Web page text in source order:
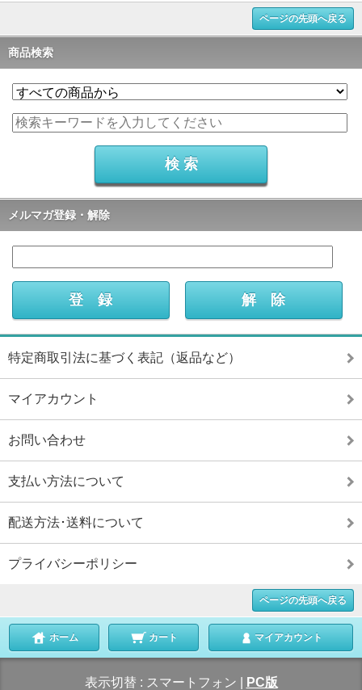
ページの先頭へ戻る
商品検索
メルマガ登録・解除
特定商取引法に基づく表記（返品など）
マイアカウント
お問い合わせ
支払い方法について
配送方法･送料について
プライバシーポリシー
ページの先頭へ戻る
ホーム カート マイアカウント
表示切替 : スマートフォン PC版